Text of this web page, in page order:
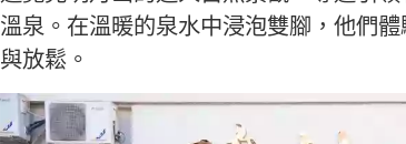
溫泉。在溫暖的泉水中浸泡雙腳，他們
與放鬆。